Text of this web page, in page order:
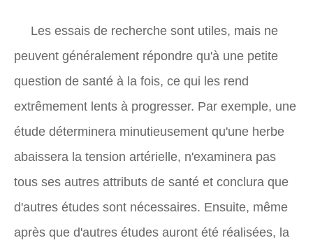
Les essais de recherche sont utiles, mais ne
peuvent généralement répondre qu'à une petite
question de santé à la fois, ce qui les rend
extrêmement lents à progresser. Par exemple, une
étude déterminera minutieusement qu'une herbe
abaissera la tension artérielle, n'examinera pas
tous ses autres attributs de santé et conclura que
d'autres études sont nécessaires. Ensuite, même
après que d'autres études auront été réalisées, la